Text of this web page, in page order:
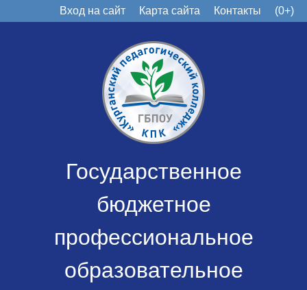
Вход на сайт Карта сайта Контакты (0+)
Государственное
бюджетное
профессиональное
образовательное